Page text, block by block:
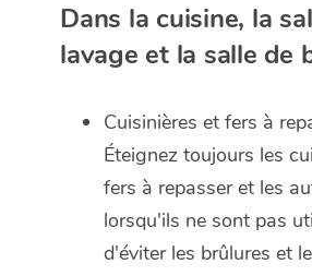
Dans la cuisine, la
lavage et la salle de
Cuisinières et fers à
Éteignez toujours les
fers à repasser et les
lorsqu'ils ne sont pas
d'éviter les brûlures et